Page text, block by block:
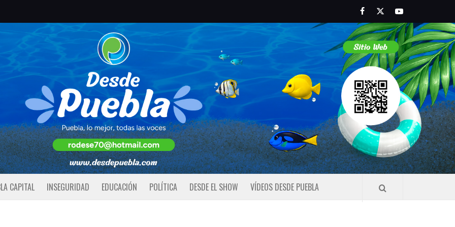
FacebookTwitterYoutube
CAPITAL INSEGURIDAD EDUCACIÓN POLÍTICA DESDE EL SHOW VÍDEOS DESDE PUEBLA